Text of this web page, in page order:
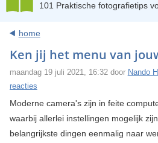
101 Praktische fotografietips
home
Ken jij het menu van
maandag 19 juli 2021, 16:32 door Nando
reacties
Moderne camera's zijn in feite
waarbij allerlei instellingen mogelijk
belangrijkste dingen eenmalig naar